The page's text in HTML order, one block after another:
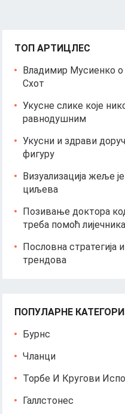
ТОП АРТИЦЛЕС
Владимир Мусиенко о
Схот
Укусне слике које
равнодушним
Укусни и здрави
фигуру
Визуализација жеље
циљева
Позивање доктора
треба помоћ лијечника
Пословна стратегија
трендова
ПОПУЛАРНЕ
Бурнс
Чланци
Торбе И Кругови
Галлстонес